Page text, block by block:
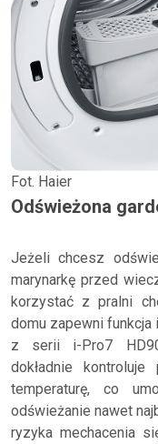
Fot. Haier
Odświeżona
Jeżeli chcesz
marynarkę przed
korzystać z pralni
domu zapewni
z serii i-Pro7
dokładnie
temperaturę, co
odświeżanie nawet
ryzyka mechacenia